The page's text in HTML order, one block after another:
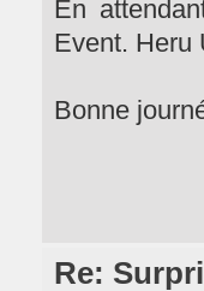
En
Event. Heru
Bonne
Re: